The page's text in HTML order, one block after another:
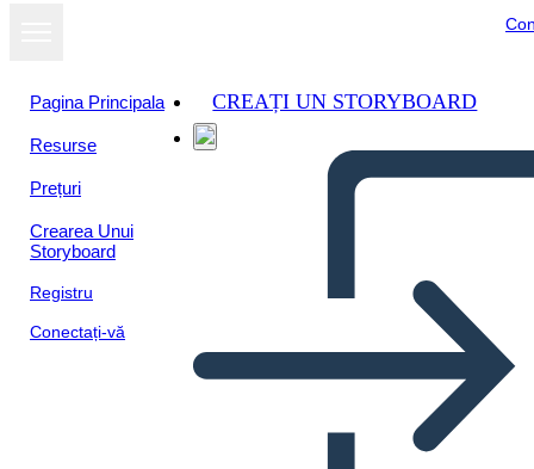
Pagina Principala
Resurse
Prețuri
Crearea Unui
Storyboard
Registru
Conectați-vă
CREAȚI UN STORYBOARD